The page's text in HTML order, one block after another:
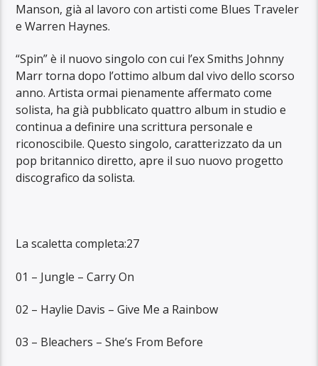
Manson, già al lavoro con artisti come Blues Traveler
e Warren Haynes.
“Spin” è il nuovo singolo con cui l’ex Smiths Johnny
Marr torna dopo l’ottimo album dal vivo dello scorso
anno. Artista ormai pienamente affermato come
solista, ha già pubblicato quattro album in studio e
continua a definire una scrittura personale e
riconoscibile. Questo singolo, caratterizzato da un
pop britannico diretto, apre il suo nuovo progetto
discografico da solista.
La scaletta completa:27
01 – Jungle – Carry On
02 – Haylie Davis – Give Me a Rainbow
03 – Bleachers – She’s From Before